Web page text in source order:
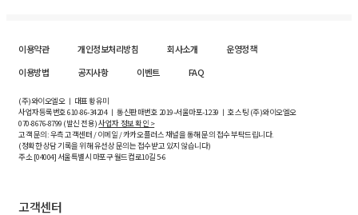
이용약관 개인정보처리방침 회사소개
운영정책
이용방법
공지사항 이벤트 FAQ
(주)와이오엘오 ㅣ 대표 황유미
사업자등록번호610-86-34204ㅣ 통신판매번호 2019-서울마포-1239 ㅣ 호스팅 (주)와이오엘오
070-8676-8799 (발신 전용)사업자 정보 확인 >
고객 문의: 우측 고객센터 / 이메일 / 카카오플러스 채널을 통해 문의 접수 부탁드립니다.
(정확한 상담 기록을 위해 유선상 문의는 접수받고 있지 않습니다)
주소 [04004] 서울특별시 마포구 월드컵로10길5-6
고객센터